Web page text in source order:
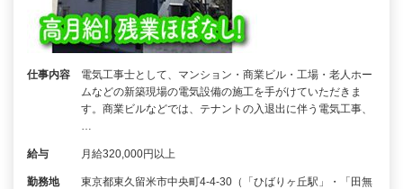
仕事内容
電気工事士として、マンション・商業ビル・工場・老人ホー
ムなどの新築現場の電気設備の施工を手がけていただきま
す。商業ビルなどでは、テナントの入退出に伴う電気工事、
…
給与 月給320,000円以上
勤務地
東京都東久留米市中央町4-4-30（「ひばりヶ丘駅」・「田無